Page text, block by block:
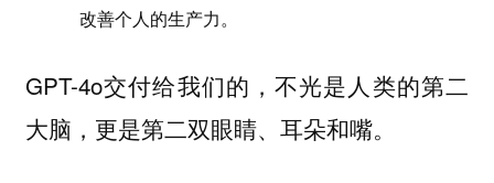
改善个人的生产力。
GPT-4o交付给我们的，不光是人类的第二
大脑，更是第二双眼睛、耳朵和嘴。